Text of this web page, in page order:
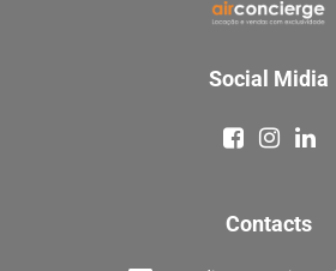
Social Midia
Contacts